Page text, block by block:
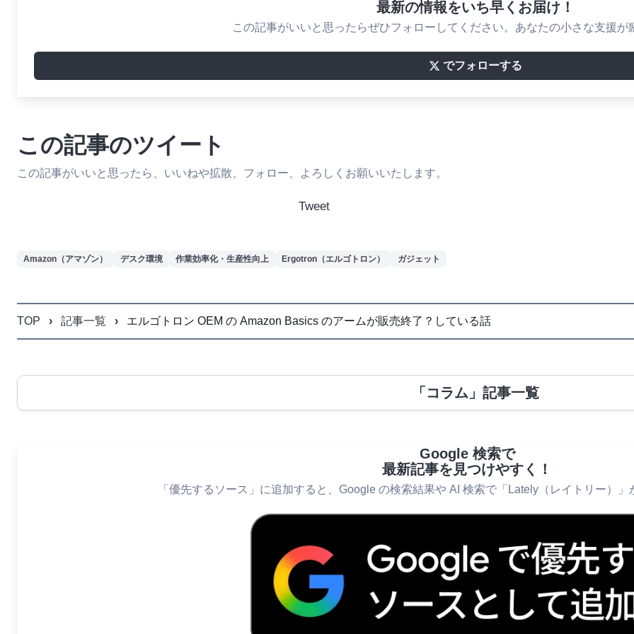
最新の情報をいち早くお届け！
この記事がいいと思ったらぜひフォローしてください。あなたの小さな支援が
でフォローする
この記事のツイート
この記事がいいと思ったら、いいねや拡散、フォロー、よろしくお願いいたします。
Tweet
Amazon（アマゾン） デスク環境 作業効率化・生産性向上 Ergotron（エルゴトロン） ガジェット
TOP 記事一覧 エルゴトロン OEM の Amazon Basics のアームが販売終了？している話
「コラム」記事一覧
Google 検索で
最新記事を見つけやすく！
「優先するソース」に追加すると、Google の検索結果や AI 検索で「Lately（レイトリー）」